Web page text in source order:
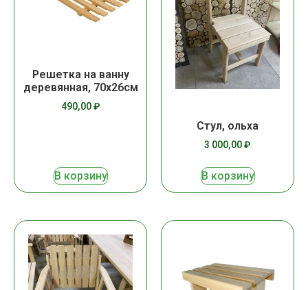
Решетка на ванну
деревянная, 70х26см
490,00₽
В корзину
Стул, ольха
3 000,00₽
В корзину